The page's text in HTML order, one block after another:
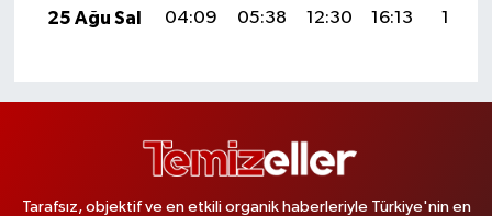
25 Ağu Sal
04:09 05:38 12:30 16:13 19:13
Tarafsız, objektif ve en etkili organik haberleriyle Türkiye'nin en